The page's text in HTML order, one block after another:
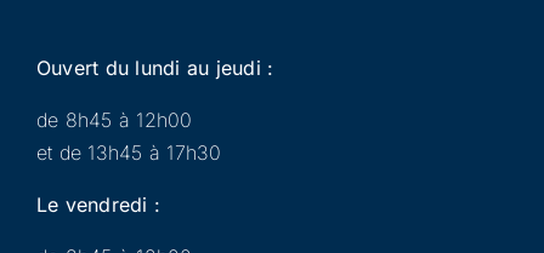
Ouvert du lundi au jeudi :
de 8h45 à 12h00
et de 13h45 à 17h30
Le vendredi :